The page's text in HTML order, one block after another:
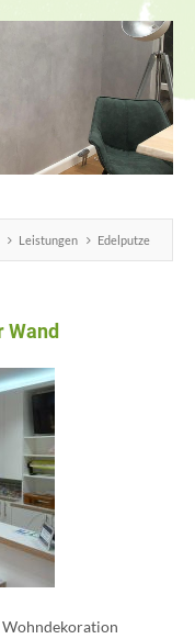
Leistungen Edelputze
Wand
Wohndekoration